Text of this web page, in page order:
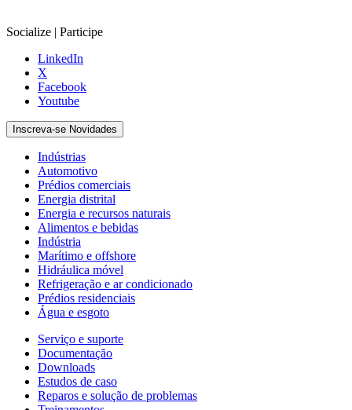
Socialize | Participe
LinkedIn
X
Facebook
Youtube
Inscreva-se Novidades
Indústrias
Automotivo
Prédios comerciais
Energia distrital
Energia e recursos naturais
Alimentos e bebidas
Indústria
Marítimo e offshore
Hidráulica móvel
Refrigeração e ar condicionado
Prédios residenciais
Água e esgoto
Serviço e suporte
Documentação
Downloads
Estudos de caso
Reparos e solução de problemas